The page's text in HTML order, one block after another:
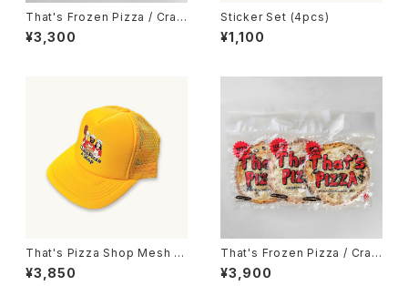
That's Frozen Pizza / Craft
That's Pizza 3枚set
¥3,300
Sticker Set (4pcs)
¥1,100
That's Pizza Shop Mesh C
ap / Yellow
¥3,850
That's Frozen Pizza / Craft
Quattro Formaggi 3枚set
¥3,900